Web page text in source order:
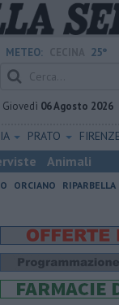
METEO: 25°
Giovedì 06 Agosto 2026
PRATO FIRENZE
Animali
ORCIANO RIPARBELLA